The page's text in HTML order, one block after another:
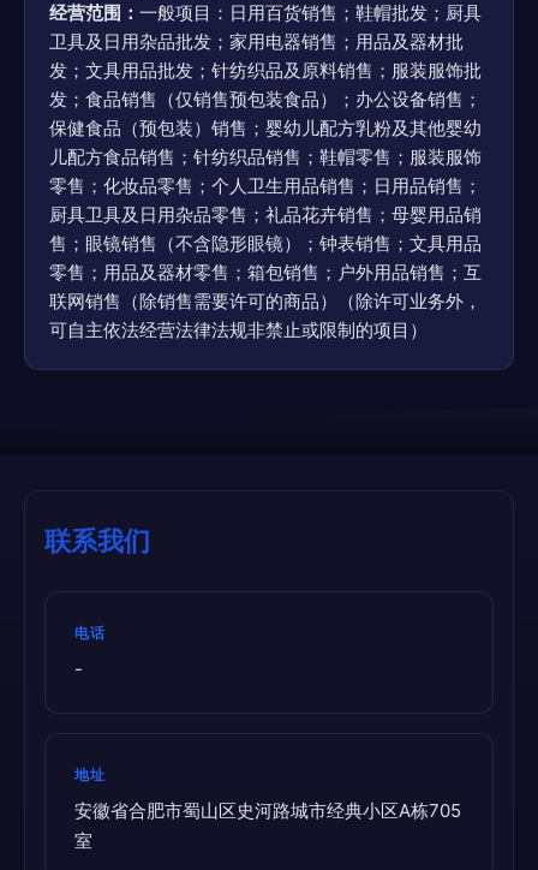
经营范围： 一般项目：日用百货销售；鞋帽批发；厨具
卫具及日用杂品批发；家用电器销售；用品及器材批
发；文具用品批发；针纺织品及原料销售；服装服饰批
发；食品销售（仅销售预包装食品）；办公设备销售；
保健食品（预包装）销售；婴幼儿配方乳粉及其他婴幼
儿配方食品销售；针纺织品销售；鞋帽零售；服装服饰
零售；化妆品零售；个人卫生用品销售；日用品销售；
厨具卫具及日用杂品零售；礼品花卉销售；母婴用品销
售；眼镜销售（不含隐形眼镜）；钟表销售；文具用品
零售；用品及器材零售；箱包销售；户外用品销售；互
联网销售（除销售需要许可的商品）（除许可业务外，
可自主依法经营法律法规非禁止或限制的项目）
联系我们
电话
-
地址
安徽省合肥市蜀山区史河路城市经典小区A栋705
室